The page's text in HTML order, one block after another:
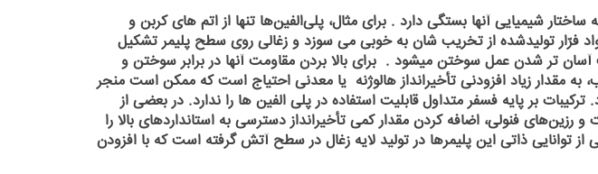
شیمیایی آنها بستگی دارد . برای مثال، پلی‌الفین‌ها تنها از اتم های کربن و
فرّار تولیدشده از تخریب شان به خوبی می سوزد و زغالی روی سطح پلیمر تشکیل
تر شدن عمل سوختن میشود . برای بالا بردن مقاومت آنها در برابر سوختن و
به مقدار زیاد افزودنی تأخیرانداز هالوژنه یا معدنی احتیاج است که ممکن است منجر
بر پایه فسفر متداول قابلیت استفاده در پلی الفین ها را ندارد. در بعضی از
رزین‌های فنولی، اضافه کردن مقدار کمی تأخیرانداز دسترسی به استانداردهای بالا را
از توانایی ذاتی این پلیمرها در تولید لایه زغال در سطح آتش گرفته است که با افزودن